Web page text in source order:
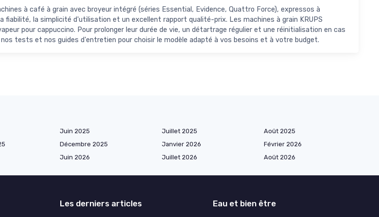
à café à grain avec broyeur intégré (séries Essential, Evidence, Quattro Force), expressos à
la simplicité d'utilisation et un excellent rapport qualité-prix. Les machines à grain KRUPS
pour cappuccino. Pour prolonger leur durée de vie, un détartrage régulier et une réinitialisation en cas
tests et nos guides d'entretien pour choisir le modèle adapté à vos besoins et à votre budget.
Juin 2025 Juillet 2025
Août 2025
Décembre 2025 Janvier 2026
Février 2026
Juin 2026 Juillet 2026 Août 2026
Les derniers articles Eau et bien être